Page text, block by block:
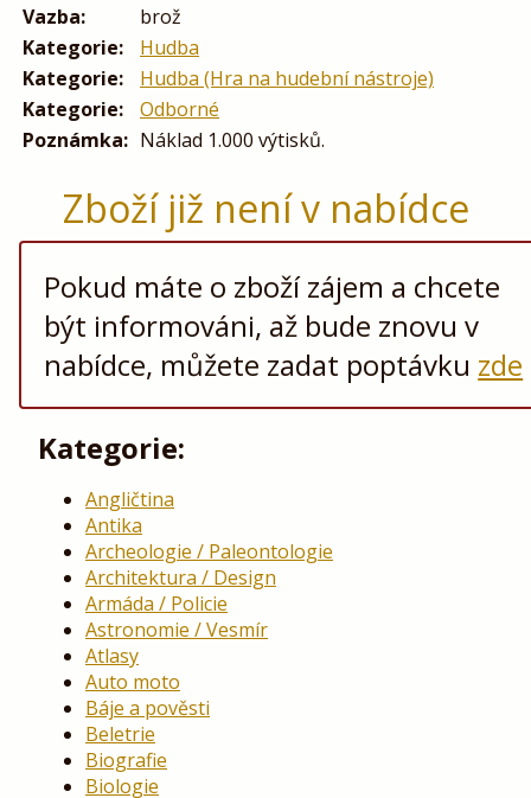
Vazba:
brož
Kategorie:
Hudba
Kategorie:
Hudba (Hra na hudební nástroje)
Kategorie:
Odborné
Poznámka: Náklad 1.000 výtisků.
Zboží již není v nabídce
Pokud máte o zboží zájem a chcete
být informováni, až bude znovu v
nabídce, můžete zadat poptávku zde
Kategorie:
Angličtina
Antika
Archeologie / Paleontologie
Architektura / Design
Armáda / Policie
Astronomie / Vesmír
Atlasy
Auto moto
Báje a pověsti
Beletrie
Biografie
Biologie